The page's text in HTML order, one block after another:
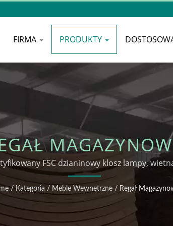
FIRMA PRODUKTY
FSC dzianinowy klosz lampy,
dostosowania w systemie one-
/ Kategoria / Meble Wewnętrzne / Regał